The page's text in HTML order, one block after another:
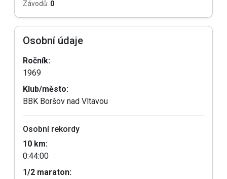
Závodů: 0
Osobní údaje
Ročník:
1969
Klub/město:
BBK Boršov nad Vltavou
Osobní rekordy
10 km:
0:44:00
1/2 maraton: